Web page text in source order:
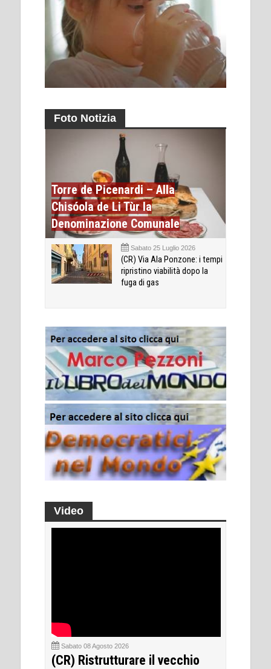
Foto Notizia
Torre de Picenardi – Alla
Chisóola de Li Tùr la
Denominazione Comunale
Sabato 25 Luglio 2026
(CR) Via Ala Ponzone: i tempi
ripristino viabilità dopo la
fuga di gas
Video
Sabato 08 Agosto 2026
(CR) Ristrutturare il vecchio